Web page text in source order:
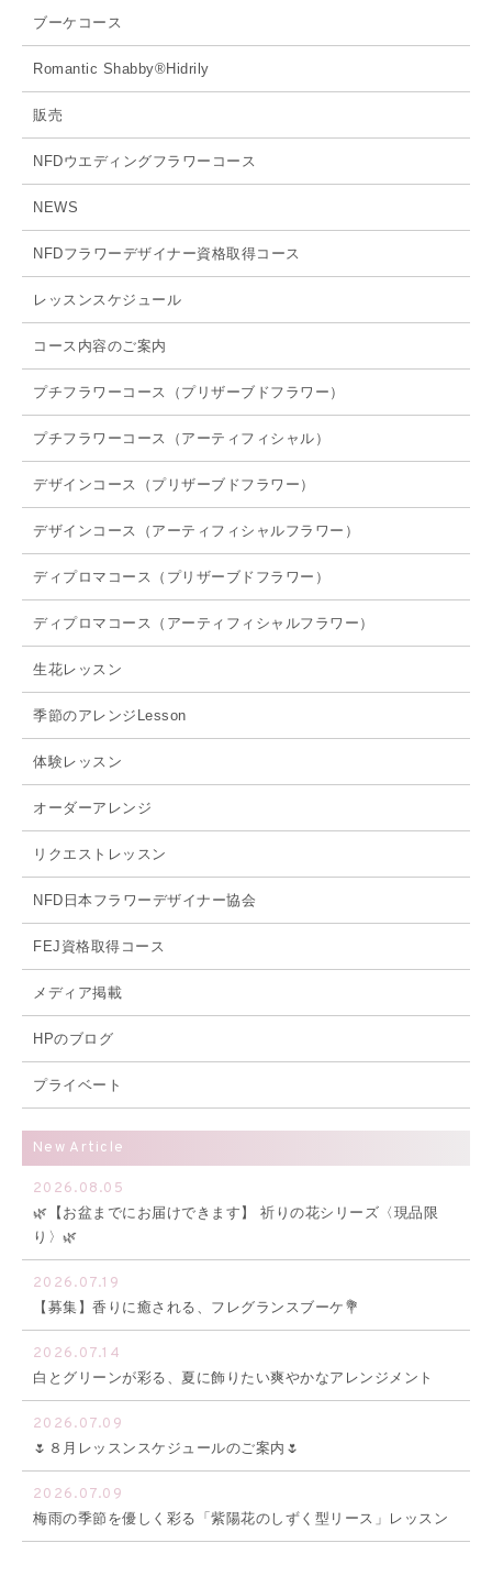
ブーケコース
Romantic Shabby®Hidrily
販売
NFDウエディングフラワーコース
NEWS
NFDフラワーデザイナー資格取得コース
レッスンスケジュール
コース内容のご案内
プチフラワーコース（プリザーブドフラワー）
プチフラワーコース（アーティフィシャル）
デザインコース（プリザーブドフラワー）
デザインコース（アーティフィシャルフラワー）
ディプロマコース（プリザーブドフラワー）
ディプロマコース（アーティフィシャルフラワー）
生花レッスン
季節のアレンジLesson
体験レッスン
オーダーアレンジ
リクエストレッスン
NFD日本フラワーデザイナー協会
FEJ資格取得コース
メディア掲載
HPのブログ
プライベート
New Article
2026.08.05
🌿【お盆までにお届けできます】 祈りの花シリーズ〈現品限
り〉🌿
2026.07.19
【募集】香りに癒される、フレグランスブーケ💐
2026.07.14
白とグリーンが彩る、夏に飾りたい爽やかなアレンジメント
2026.07.09
🌷８月レッスンスケジュールのご案内🌷
2026.07.09
梅雨の季節を優しく彩る「紫陽花のしずく型リース」レッスン